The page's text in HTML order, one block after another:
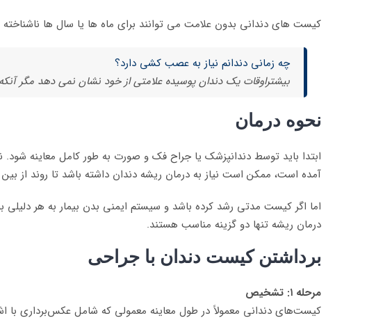
کیست های دندانی بدون علامت می توانند برای ماه ها یا سال ها ناشناخته
چه زمانی دندانم نیاز به عصب کشی دارد؟
بیشتراوقات یک دندان پوسیده علامتی از خود نشان نمی دهد مگر
نحوه درمان
ابتدا باید توسط دندانپزشک یا جراح فک و صورت به طور کامل معاینه
آمده است، ممکن است نیاز به درمان ریشه دندان داشته باشد تا روند از
اما اگر کیست مدتی رشد کرده باشد و سیستم ایمنی بدن بیمار به هر
درمان ریشه تنها دو گزینه مناسب هستند.
برداشتن کیست دندان با جراحی
مرحله ۱: تشخیص